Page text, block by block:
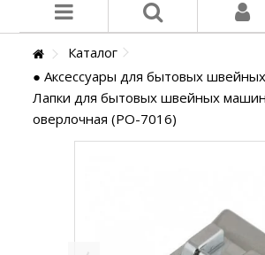
Каталог
● Аксессуары для бытовых
Лапки для бытовых швейных машин
оверлочная (PO-7016)